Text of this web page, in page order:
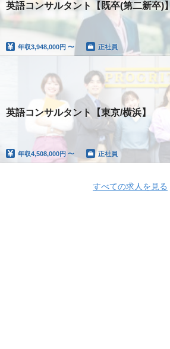
英語コンサルタント【既卒(第二新卒)】
年収3,948,000円 〜 正社員
英語コンサルタント【東京/横浜】
年収4,508,000円 〜 正社員
すべての求人を見る